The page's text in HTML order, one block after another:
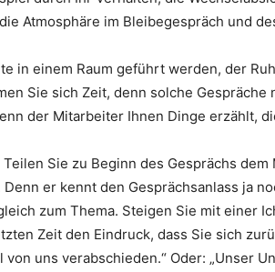
Atmosphäre im Bleibegespräch und
in einem Raum geführt werden, der
Sie sich Zeit, denn solche
der Mitarbeiter Ihnen Dinge erzählt,
Sie zu Beginn des Gesprächs
er kennt den Gesprächsanlass ja
zum Thema. Steigen Sie mit einer
Zeit den Eindruck, dass Sie sich
von uns verabschieden.“ Oder: „Unser